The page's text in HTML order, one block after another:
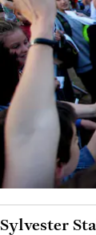
Sylvester